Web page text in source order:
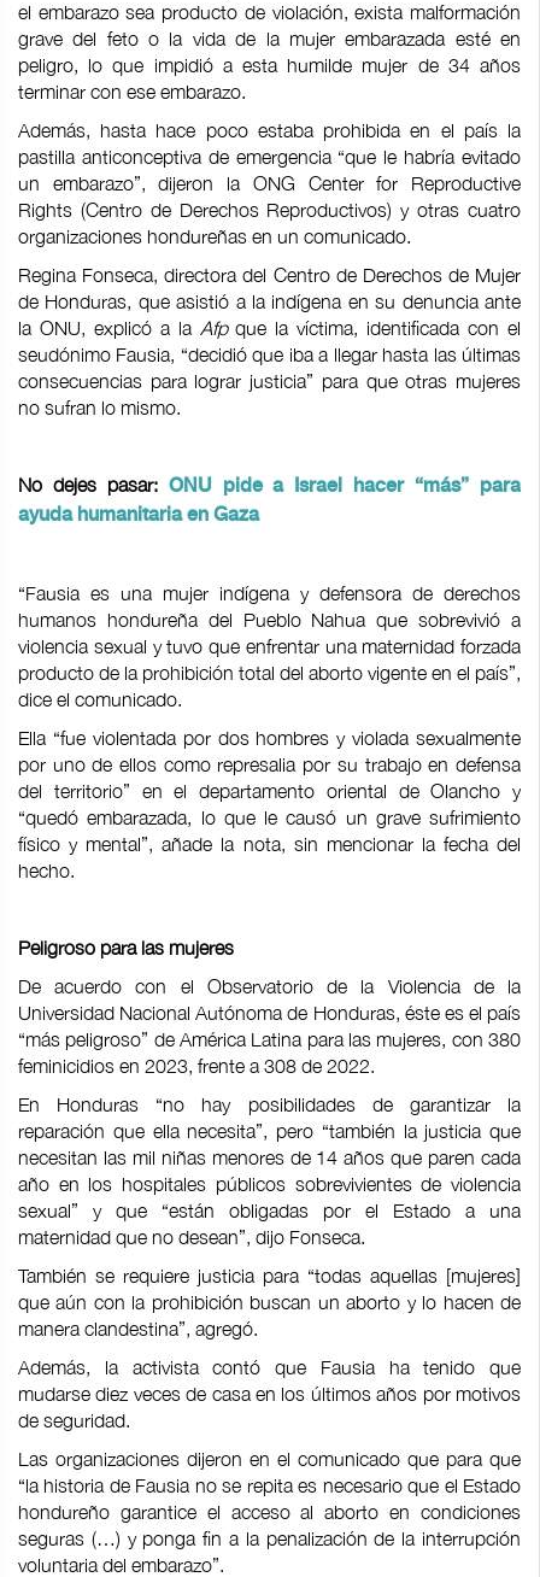
el embarazo sea producto de violación, exista malformación
grave del feto o la vida de la mujer embarazada esté en
peligro, lo que impidió a esta humilde mujer de 34 años
terminar con ese embarazo.
Además, hasta hace poco estaba prohibida en el país la
pastilla anticonceptiva de emergencia “que le habría evitado
un embarazo”, dijeron la ONG Center for Reproductive
Rights (Centro de Derechos Reproductivos) y otras cuatro
organizaciones hondureñas en un comunicado.
Regina Fonseca, directora del Centro de Derechos de Mujer
de Honduras, que asistió a la indígena en su denuncia ante
la ONU, explicó a laAfpque la víctima, identificada con el
seudónimo Fausia, “decidió que iba a llegar hasta las últimas
consecuencias para lograr justicia” para que otras mujeres
no sufran lo mismo.
No dejes pasar: ONU pide a Israel hacer “más” para
ayuda humanitaria en Gaza
“Fausia es una mujer indígena y defensora de derechos
humanos hondureña del Pueblo Nahua que sobrevivió a
violencia sexual y tuvo que enfrentar una maternidad forzada
producto de la prohibición total del aborto vigente en el país”,
dice el comunicado.
Ella “fue violentada por dos hombres y violada sexualmente
por uno de ellos como represalia por su trabajo en defensa
del territorio” en el departamento oriental de Olancho y
“quedó embarazada, lo que le causó un grave sufrimiento
físico y mental”, añade la nota, sin mencionar la fecha del
hecho.
Peligroso para las mujeres
De acuerdo con el Observatorio de la Violencia de la
Universidad Nacional Autónoma de Honduras, éste es el país
“más peligroso” de América Latina para las mujeres, con 380
feminicidios en 2023, frente a 308 de 2022.
En Honduras “no hay posibilidades de garantizar la
reparación que ella necesita”, pero “también la justicia que
necesitan las mil niñas menores de 14 años que paren cada
año en los hospitales públicos sobrevivientes de violencia
sexual” y que “están obligadas por el Estado a una
maternidad que no desean”, dijo Fonseca.
También se requiere justicia para “todas aquellas [mujeres]
que aún con la prohibición buscan un aborto y lo hacen de
manera clandestina”, agregó.
Además, la activista contó que Fausia ha tenido que
mudarse diez veces de casa en los últimos años por motivos
de seguridad.
Las organizaciones dijeron en el comunicado que para que
“la historia de Fausia no se repita es necesario que el Estado
hondureño garantice el acceso al aborto en condiciones
seguras (…) y ponga fin a la penalización de la interrupción
voluntaria del embarazo”.